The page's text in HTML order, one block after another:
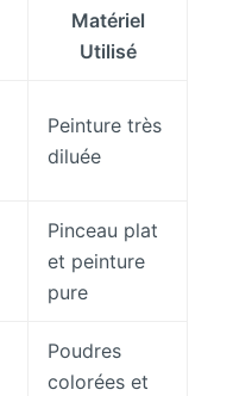
Matériel
Utilisé
Peinture très
diluée
Pinceau plat
et peinture
pure
Poudres
colorées et